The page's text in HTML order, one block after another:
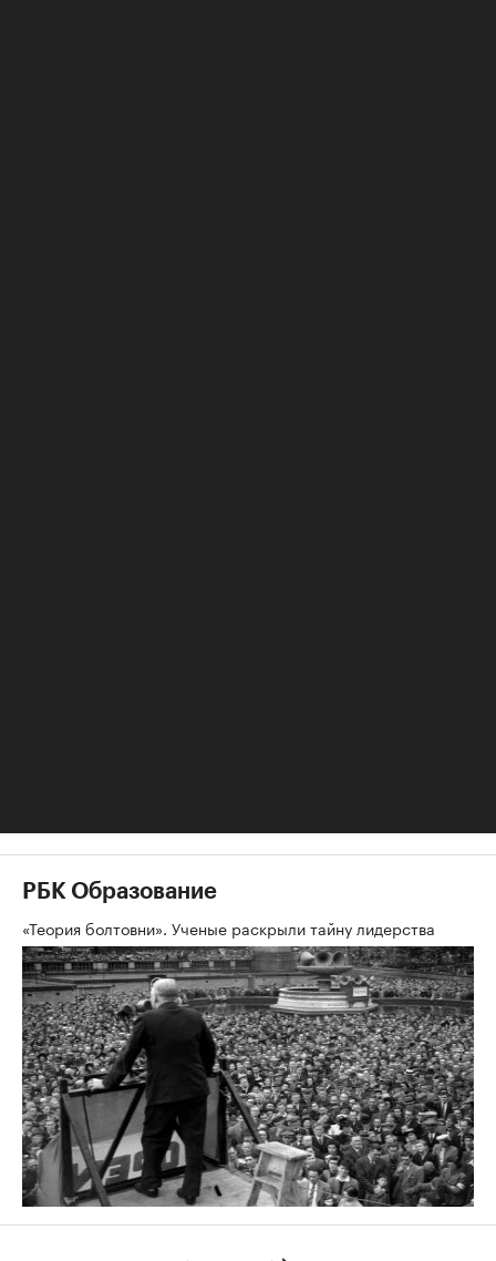
РБК Образование
«Теория болтовни». Ученые раскрыли тайну лидерства